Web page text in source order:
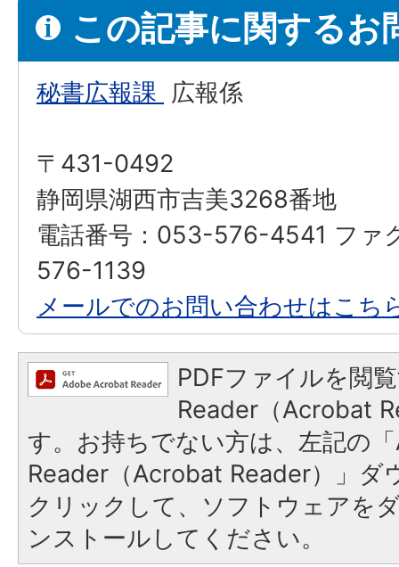
この記事に関するお
秘書広報課 広報係
〒431-0492
静岡県湖西市吉美3268番地
電話番号：053-576-4541 ファ
576-1139
メールでのお問い合わせはこち
PDFファイルを閲
Reader（Acrobat
す。お持ちでない方は、左記の
Reader（Acrobat Reader）」ダ
クリックして、ソフトウェアを
ンストールしてください。